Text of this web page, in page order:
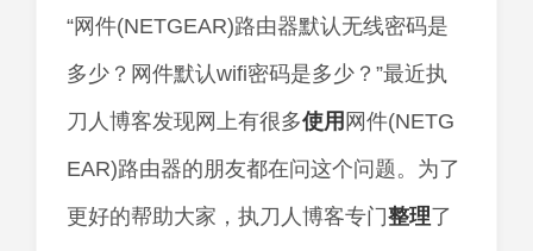
“网件(NETGEAR)路由器默认无线密码是
多少？网件默认wifi密码是多少？”最近执
刀人博客发现网上有很多使用 网件(NETG
EAR)路由器的朋友都在问这个问题。为了
更好的帮助大家，执刀人博客专门整理了